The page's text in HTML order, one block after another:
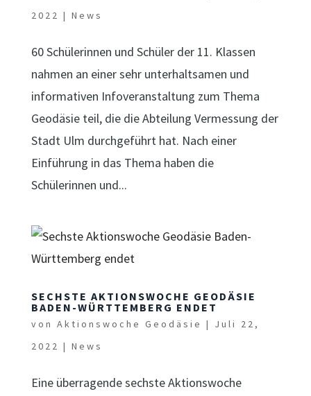
2022 | News
60 Schülerinnen und Schüler der 11. Klassen
nahmen an einer sehr unterhaltsamen und
informativen Infoveranstaltung zum Thema
Geodäsie teil, die die Abteilung Vermessung der
Stadt Ulm durchgeführt hat. Nach einer
Einführung in das Thema haben die
Schülerinnen und...
SECHSTE AKTIONSWOCHE GEODÄSIE
BADEN-WÜRTTEMBERG ENDET
von Aktionswoche Geodäsie | Juli 22,
2022 | News
Eine überragende sechste Aktionswoche